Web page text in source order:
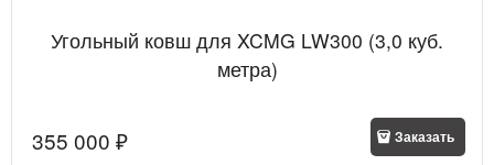
Угольный ковш для XCMG LW300 (3,0 куб.
метра)
355 000 ₽ Заказать